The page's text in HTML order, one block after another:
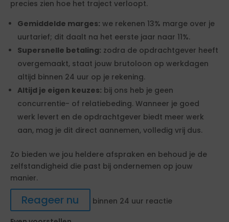
precies zien hoe het traject verloopt.
Gemiddelde marges: we rekenen 13% marge over je
uurtarief; dit daalt na het eerste jaar naar 11%.
Supersnelle betaling: zodra de opdrachtgever heeft
overgemaakt, staat jouw brutoloon op werkdagen
altijd binnen 24 uur op je rekening.
Altijd je eigen keuzes: bij ons heb je geen
concurrentie- of relatiebeding. Wanneer je goed
werk levert en de opdrachtgever biedt meer werk
aan, mag je dit direct aannemen, volledig vrij dus.
Zo bieden we jou heldere afspraken en behoud je de
zelfstandigheid die past bij ondernemen op jouw
manier.
Reageer nu
binnen 24 uur reactie